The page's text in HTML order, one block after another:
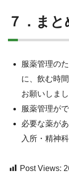
７．まと
服薬管理の
に、飲む時
お願いしまし
服薬管理が
必要な薬が
入所・精神
Post Views: